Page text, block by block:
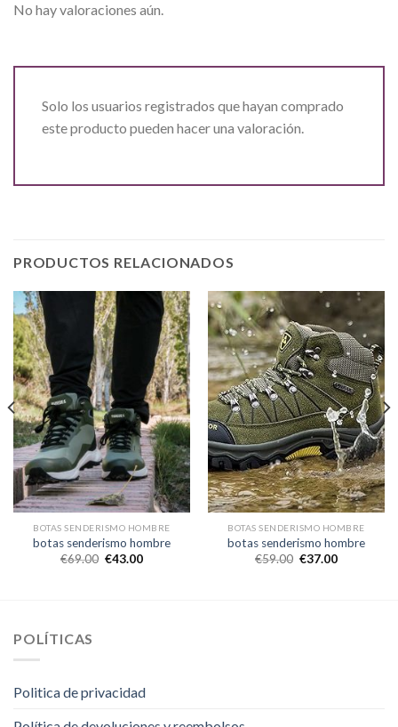
No hay valoraciones aún.
Solo los usuarios registrados que hayan comprado
este producto pueden hacer una valoración.
PRODUCTOS RELACIONADOS
BOTAS SENDERISMO HOMBRE
botas senderismo hombre
€69.00 €43.00
BOTAS SENDERISMO HOMBRE
botas senderismo hombre
€59.00 €37.00
POLÍTICAS
Politica de privacidad